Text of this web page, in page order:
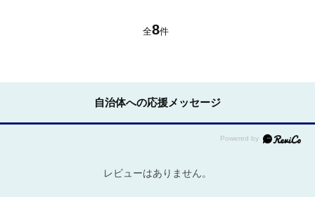
全8件
自治体への応援メッセージ
レビューはありません。